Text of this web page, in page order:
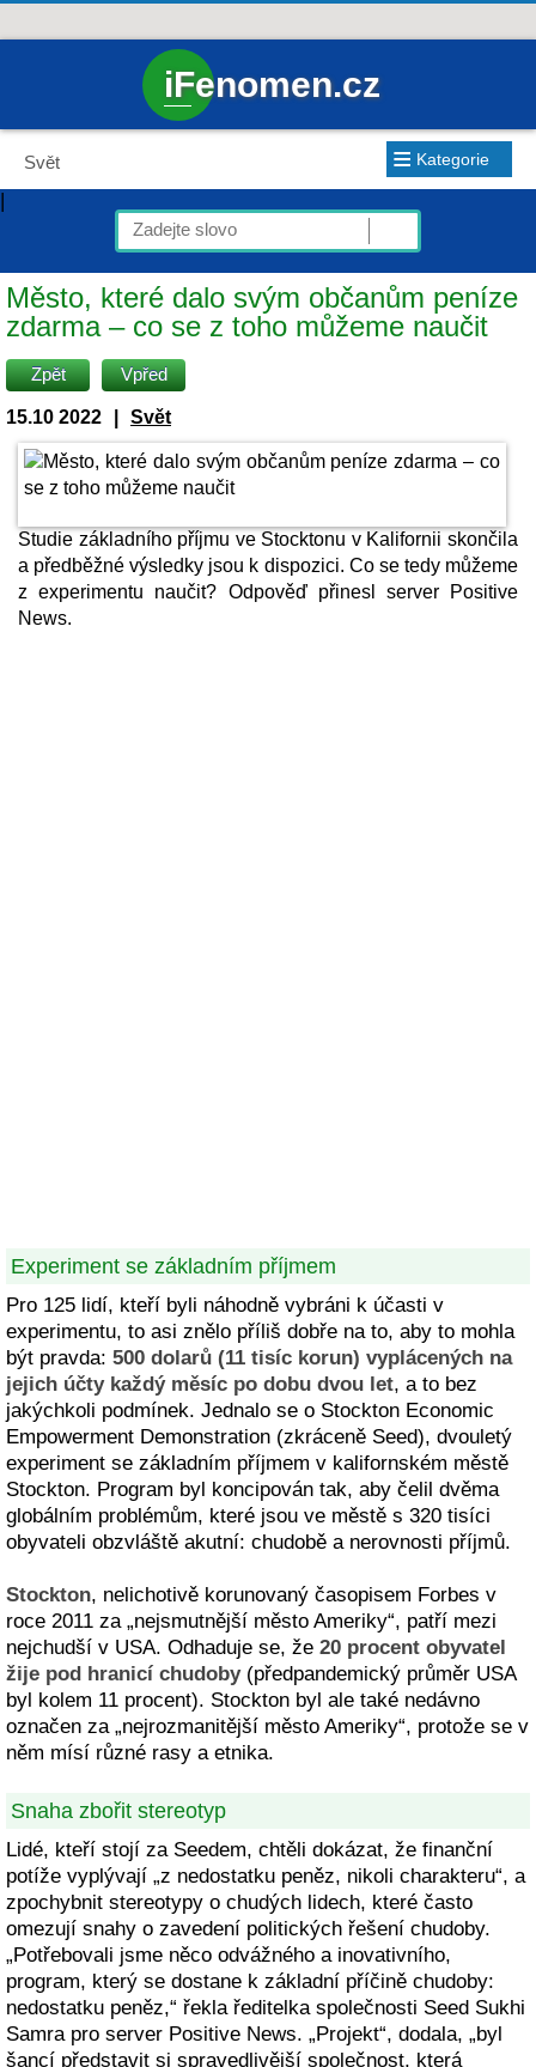
iFenomen.cz
Svět ≡ Kategorie
|
Město, které dalo svým občanům peníze
zdarma – co se z toho můžeme naučit
Zpět Vpřed
15.10 2022 Svět
Studie základního příjmu ve Stocktonu v Kalifornii skončila
a předběžné výsledky jsou k dispozici. Co se tedy můžeme
z experimentu naučit? Odpověď přinesl server Positive
News.
Experiment se základním příjmem
Pro 125 lidí, kteří byli náhodně vybráni k účasti v
experimentu, to asi znělo příliš dobře na to, aby to mohla
být pravda: 500 dolarů (11 tisíc korun) vyplácených na
jejich účty každý měsíc po dobu dvou let, a to bez
jakýchkoli podmínek. Jednalo se o Stockton Economic
Empowerment Demonstration (zkráceně Seed), dvouletý
experiment se základním příjmem v kalifornském městě
Stockton. Program byl koncipován tak, aby čelil dvěma
globálním problémům, které jsou ve městě s 320 tisíci
obyvateli obzvláště akutní: chudobě a nerovnosti příjmů.
Stockton, nelichotivě korunovaný časopisem Forbes v
roce 2011 za „nejsmutnější město Ameriky“, patří mezi
nejchudší v USA. Odhaduje se, že 20 procent obyvatel
žije pod hranicí chudoby (předpandemický průměr USA
byl kolem 11 procent). Stockton byl ale také nedávno
označen za „nejrozmanitější město Ameriky“, protože se v
něm mísí různé rasy a etnika.
Snaha zbořit stereotyp
Lidé, kteří stojí za Seedem, chtěli dokázat, že finanční
potíže vyplývají „z nedostatku peněz, nikoli charakteru“, a
zpochybnit stereotypy o chudých lidech, které často
omezují snahy o zavedení politických řešení chudoby.
„Potřebovali jsme něco odvážného a inovativního,
program, který se dostane k základní příčině chudoby:
nedostatku peněz,“ řekla ředitelka společnosti Seed Sukhi
Samra pro server Positive News. „Projekt“, dodala, „byl
šancí představit si spravedlivější společnost, která